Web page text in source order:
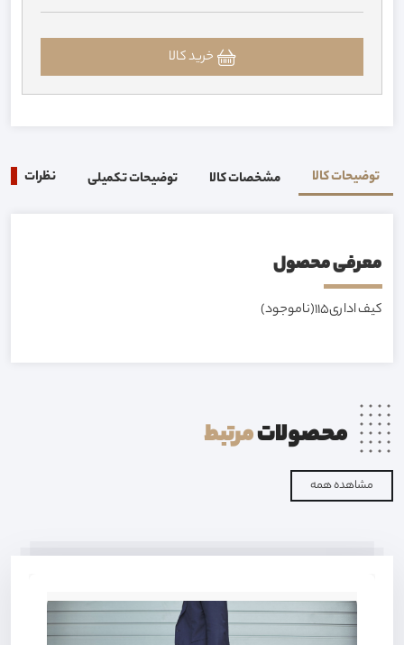
خرید کالا
توضیحات کالا مشخصات کالا توضیحات تکمیلی نظرات
معرفی محصول
کیف اداری115(ناموجود)
محصولاتمرتبط
مشاهده همه